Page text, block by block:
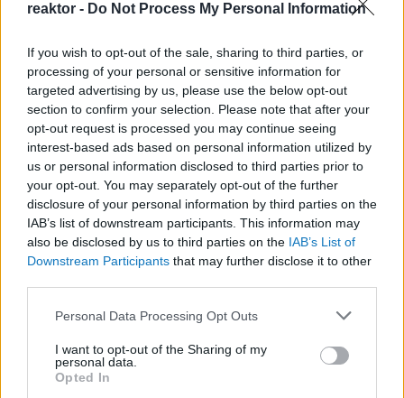
reaktor - Do Not Process My Personal Information
If you wish to opt-out of the sale, sharing to third parties, or
processing of your personal or sensitive information for
targeted advertising by us, please use the below opt-out
section to confirm your selection. Please note that after your
opt-out request is processed you may continue seeing
interest-based ads based on personal information utilized by
us or personal information disclosed to third parties prior to
your opt-out. You may separately opt-out of the further
disclosure of your personal information by third parties on the
IAB’s list of downstream participants. This information may
also be disclosed by us to third parties on the IAB’s List of
Downstream Participants that may further disclose it to other
Please note that this website/app uses one or more Google
not limited to your visit or usage behaviour. You may click to
grant or deny consent to Google and its third-party tags to
use your data for below specified purposes in below Google
Personal Data Processing Opt Outs
I want to opt-out of the Sharing of my
personal data.
Opted In
FACEBOOK
LEGFRISSEBB